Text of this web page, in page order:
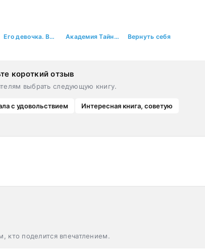
Его девочка. Вынужденный брак! Академия Тайных Существ, или Спор Высших Вернуть себя
короткий отзыв
выбрать следующую книгу.
с удовольствием
Интересная книга, советую
кто поделится впечатлением.